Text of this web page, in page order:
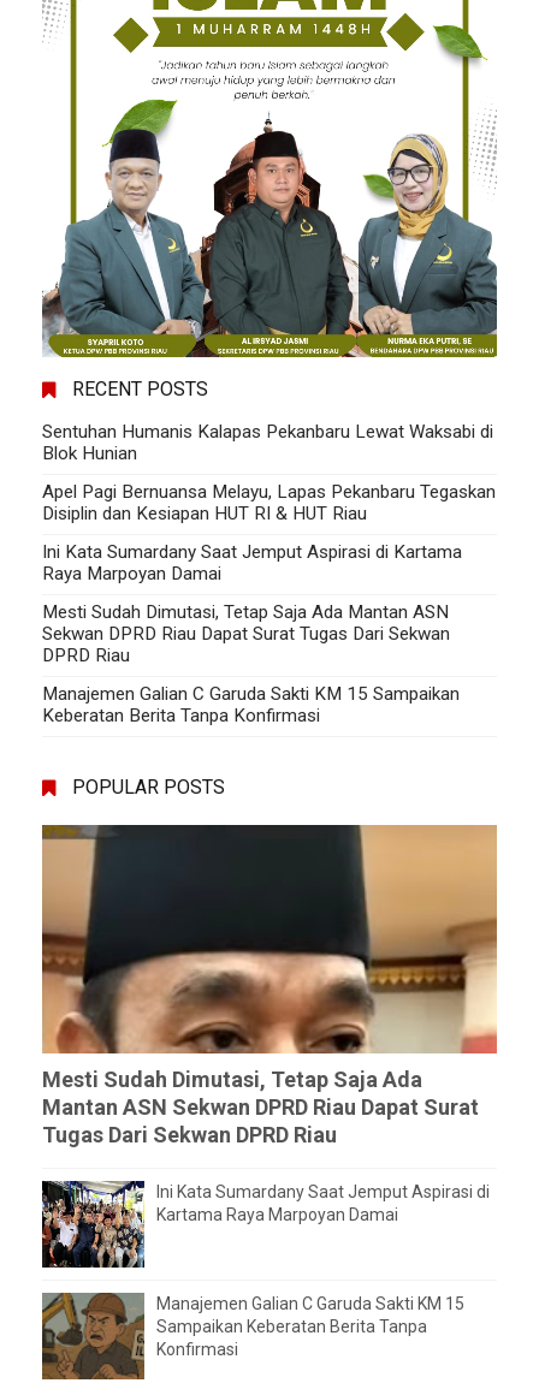
RECENT POSTS
Sentuhan Humanis Kalapas Pekanbaru Lewat Waksabi di
Blok Hunian
Apel Pagi Bernuansa Melayu, Lapas Pekanbaru Tegaskan
Disiplin dan Kesiapan HUT RI & HUT Riau
Ini Kata Sumardany Saat Jemput Aspirasi di Kartama
Raya Marpoyan Damai
Mesti Sudah Dimutasi, Tetap Saja Ada Mantan ASN
Sekwan DPRD Riau Dapat Surat Tugas Dari Sekwan
DPRD Riau
Manajemen Galian C Garuda Sakti KM 15 Sampaikan
Keberatan Berita Tanpa Konfirmasi
POPULAR POSTS
Mesti Sudah Dimutasi, Tetap Saja Ada
Mantan ASN Sekwan DPRD Riau Dapat Surat
Tugas Dari Sekwan DPRD Riau
Ini Kata Sumardany Saat Jemput Aspirasi di
Kartama Raya Marpoyan Damai
Manajemen Galian C Garuda Sakti KM 15
Sampaikan Keberatan Berita Tanpa
Konfirmasi